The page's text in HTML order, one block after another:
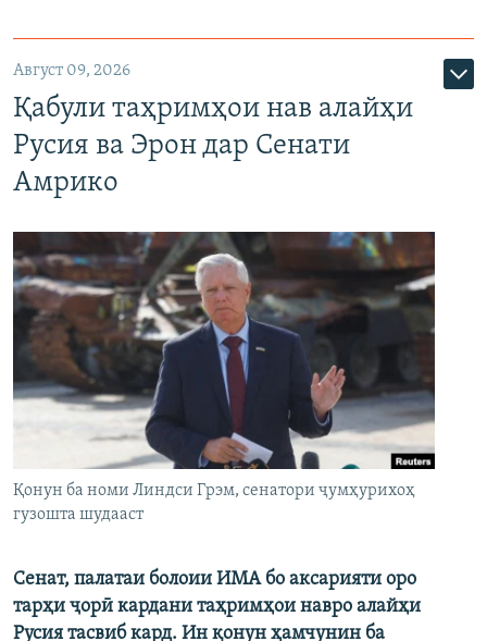
Август 09, 2026
Қабули таҳримҳои нав алайҳи
Русия ва Эрон дар Сенати
Амрико
Қонун ба номи Линдси Грэм, сенатори ҷумҳурихоҳ
гузошта шудааст
Сенат, палатаи болоии ИМА бо аксарияти оро
тарҳи ҷорӣ кардани таҳримҳои навро алайҳи
Русия тасвиб кард. Ин қонун ҳамчунин ба